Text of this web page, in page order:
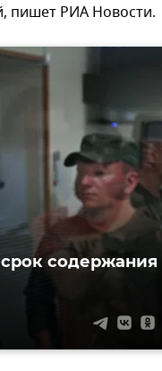
пишет РИА Новости.
содержания